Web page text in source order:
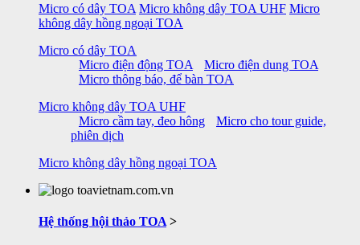
Micro có dây TOA Micro không dây TOA UHF Micro
không dây hồng ngoại TOA
Micro có dây TOA
Micro điện động TOA
Micro điện dung TOA
Micro thông báo, để bàn TOA
Micro không dây TOA UHF
Micro cầm tay, đeo hông
Micro cho tour guide,
phiên dịch
Micro không dây hồng ngoại TOA
Hệ thống hội thảo TOA >